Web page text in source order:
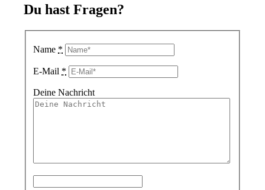
Du hast Fragen?
Name *
E-Mail *
Deine Nachricht